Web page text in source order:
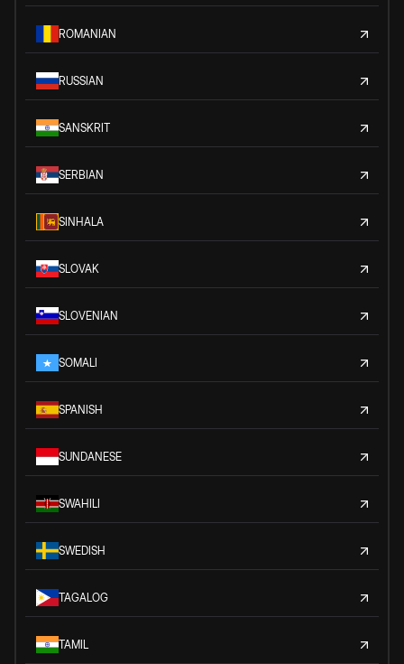
ROMANIAN
RUSSIAN
SANSKRIT
SERBIAN
SINHALA
SLOVAK
SLOVENIAN
SOMALI
SPANISH
SUNDANESE
SWAHILI
SWEDISH
TAGALOG
TAMIL